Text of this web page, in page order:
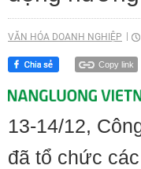
VĂN HÓA DOANH NGHIỆP
Copy link
13-14/12,
đã tổ chức